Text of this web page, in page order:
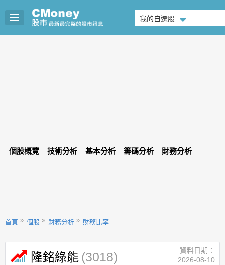
我的自選股
個股概覽 技術分析 基本分析 籌碼分析 財務分析
首頁 個股 財務分析 財務比率
隆銘綠能 (3018)
資料日期：
2026-08-10